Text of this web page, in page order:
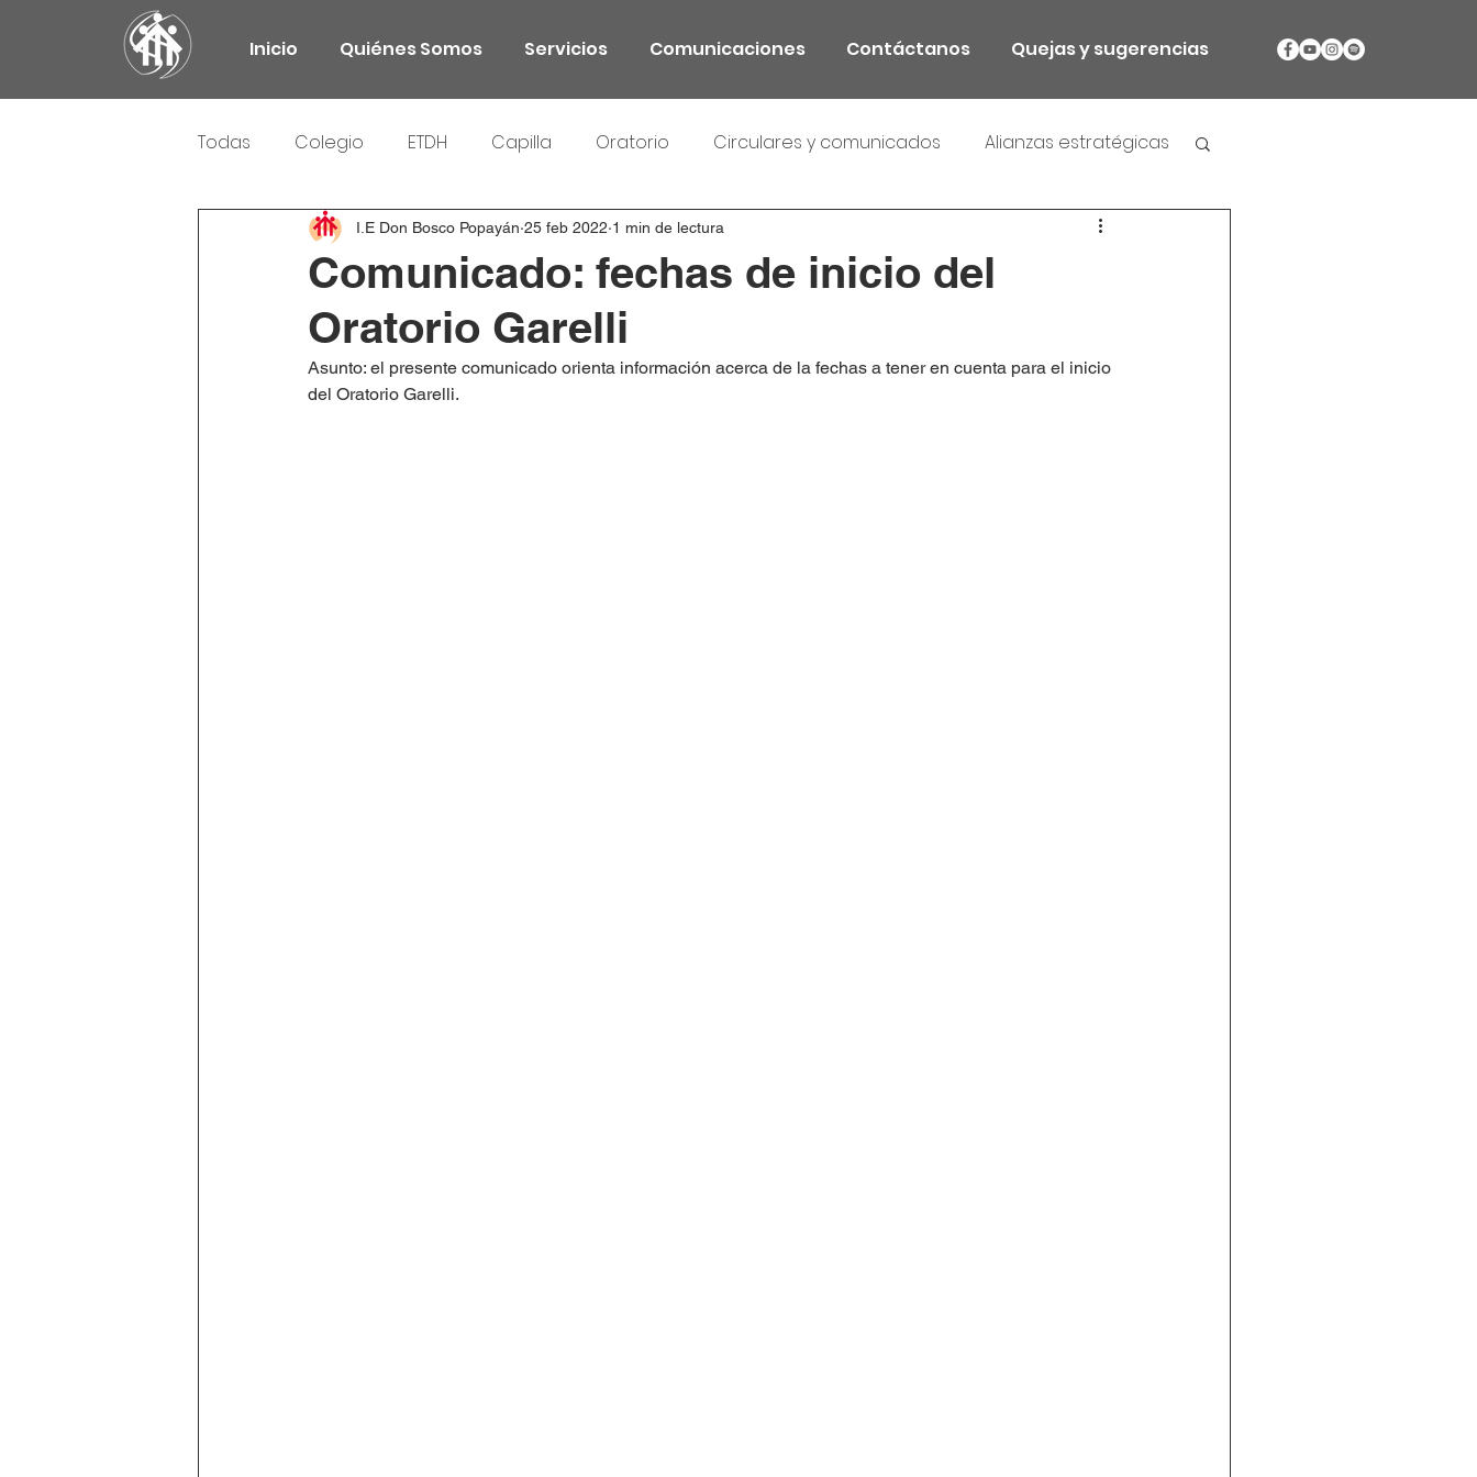
Inicio Quiénes Somos Servicios Comunicaciones Contáctanos Quejas y sugerencias
Todas Colegio ETDH Capilla Oratorio Circulares y comunicados Alianzas estratégicas
Responsabilidad Social
Comunicado: fechas de inicio del
Oratorio Garelli
I.E Don Bosco Popayán 25 feb 2022 1 min de lectura
Asunto: el presente comunicado orienta información acerca de la fechas a tener en cuenta para el inicio
del Oratorio Garelli.